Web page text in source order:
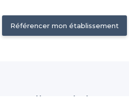
Référencer mon établissement
Nous contacter